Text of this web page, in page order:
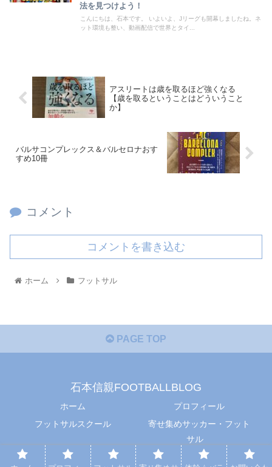
法を見つけよう！
こんにちは、石本です。 いよいよ、Jリーグも開幕しましたね。ネ
ット環境も整い、動画配信で世界とタイ...
アスリートは歳を取るほど強くなる
【歳を取るということはどういうこと
か】
バルサコンプレックス＆バルセロナおす
すめ10冊
コメント
コメントを書き込む
ホーム フットサル
PAGE TOP
石本信親FOOTBALLBLOG
ホーム
プロフィール
フットサルスクール
寄せ集めサッカー・フット
サル
体幹☆バランス
お問い合わせ